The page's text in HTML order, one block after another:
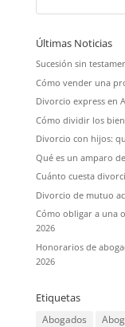
Últimas Noticias
Sucesión sin
Cómo vender una
Divorcio express en
Cómo dividir los
Divorcio con hijos:
Qué es un amparo
Cuánto cuesta
Divorcio de mutuo
Cómo obligar a una
2026
Honorarios de
2026
Etiquetas
Abogados